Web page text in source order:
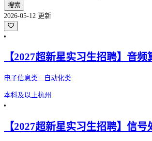
搜索
2026-05-12 更新
【2027超新星实习生招聘】音
电子信息类 · 自动化类
本科及以上杭州
【2027超新星实习生招聘】信